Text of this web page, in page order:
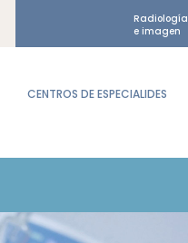
Radiología
e imagen
CENTROS DE ESPECIALIDES